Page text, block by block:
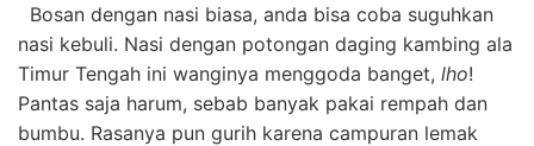
Bosan dengan nasi biasa, anda bisa coba suguhkan
nasi kebuli. Nasi dengan potongan daging kambing ala
Timur Tengah ini wanginya menggoda banget, lho!
Pantas saja harum, sebab banyak pakai rempah dan
bumbu. Rasanya pun gurih karena campuran lemak